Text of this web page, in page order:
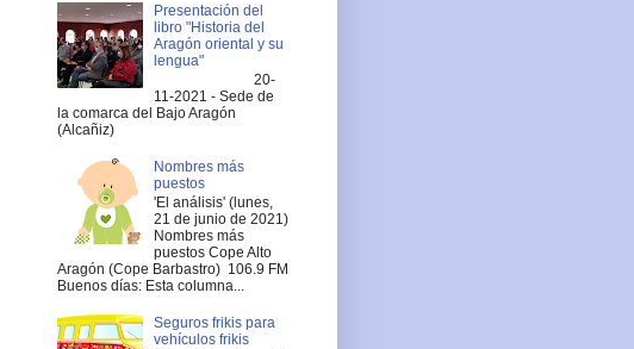
Presentación del
libro "Historia del
Aragón oriental y su
lengua"
20-
11-2021 - Sede de
la comarca del Bajo Aragón
(Alcañiz)
Nombres más
puestos
'El análisis' (lunes,
21 de junio de 2021)
Nombres más
puestos Cope Alto
Aragón (Cope Barbastro) 106.9 FM
Buenos días: Esta columna...
Seguros frikis para
vehículos frikis